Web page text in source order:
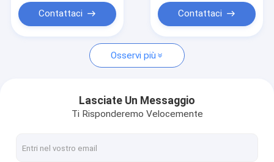
Notizie
Connettori per schede
Collegamento femminile di tipo C
Contattaci Contattaci
Osservi più
Lasciate Un Messaggio
Ti Risponderemo Velocemente